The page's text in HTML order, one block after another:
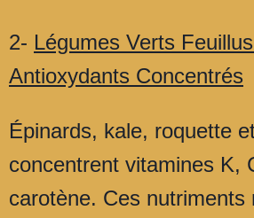
2- Légumes Verts
Antioxydants Concentrés
Épinards, kale, roquette
concentrent vitamines K,
carotène. Ces nutriments